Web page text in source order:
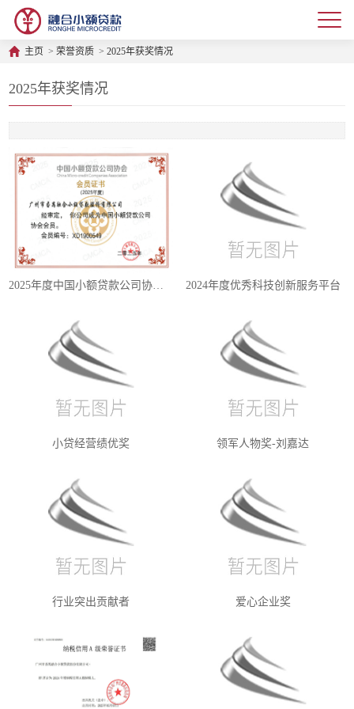
主页 >荣誉资质 >2025年获奖情况
2025年获奖情况
2025年度中国小额贷款公司协会会员证书 2024年度优秀科技创新服务平台
小贷经营绩优奖 领军人物奖-刘嘉达
行业突出贡献者 爱心企业奖